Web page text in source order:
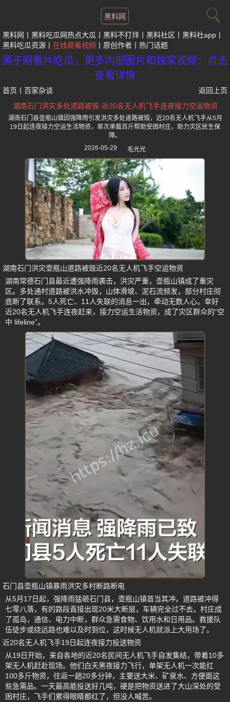
黑料网
黑料网 黑料吃瓜网热点大瓜 黑料不打烊 黑料社区
黑料社app
黑料吃瓜资源
在线观看视频 原创作者 热门话题
黑子网看片吃瓜，更多内部图片和独家视频：点击
查看详情
首页 百家杂谈
返回上页
湖南石门洪灾多处道路被毁-近20名无人机飞手连夜接力空运物资
湖南石门县壶瓶山镇因强降雨引发洪灾多处道路被毁，近20名无人机飞手从5月
19日起连夜接力空运生活物资，单次承载百斤帮助受困村庄，助力灾区民生保
障。
2026-05-29
毛光光
湖南石门洪灾壶瓶山道路被毁近20名无人机飞手空运物资
湖南常德石门县最近遭强降雨袭击，洪灾严重，壶瓶山镇成了重灾
区。多处通村道路被洪水冲毁，山体滑坡、泥石流频发，部分村庄彻
底断了联系。5人死亡、11人失联的消息一出，牵动无数人心。幸好
近20名无人机飞手连夜赶来，接力空运生活物资，成了灾区群众的“空
中 lifeline”。
石门县壶瓶山镇暴雨洪灾多村断路断电
从5月17日起，强降雨猛砸石门县，壶瓶山镇首当其冲。道路被冲得
七零八落，有的路段直接出现20米大断层，车辆完全过不去。村庄成
了孤岛，通信、电力中断，群众急需食物、饮用水和日用品。救援队
伍徒步或绕远路也难以及时到位，这时候无人机就派上大用场了。
近20名无人机飞手19日起连夜接力投送物资
从19日开始，来自各地的近20名民间无人机飞手自发集结，带着10多
架无人机赶赴现场。他们白天黑夜接力飞行，单架无人机一次能扛
100多斤物资，往返一趟20多分钟，主要送大米、矿泉水、方便面这
些急需品。一天最高能投送好几吨，硬是把物资送进了大山深处的受
困村庄，飞手们累得眼睛都红了，但没人喊苦。